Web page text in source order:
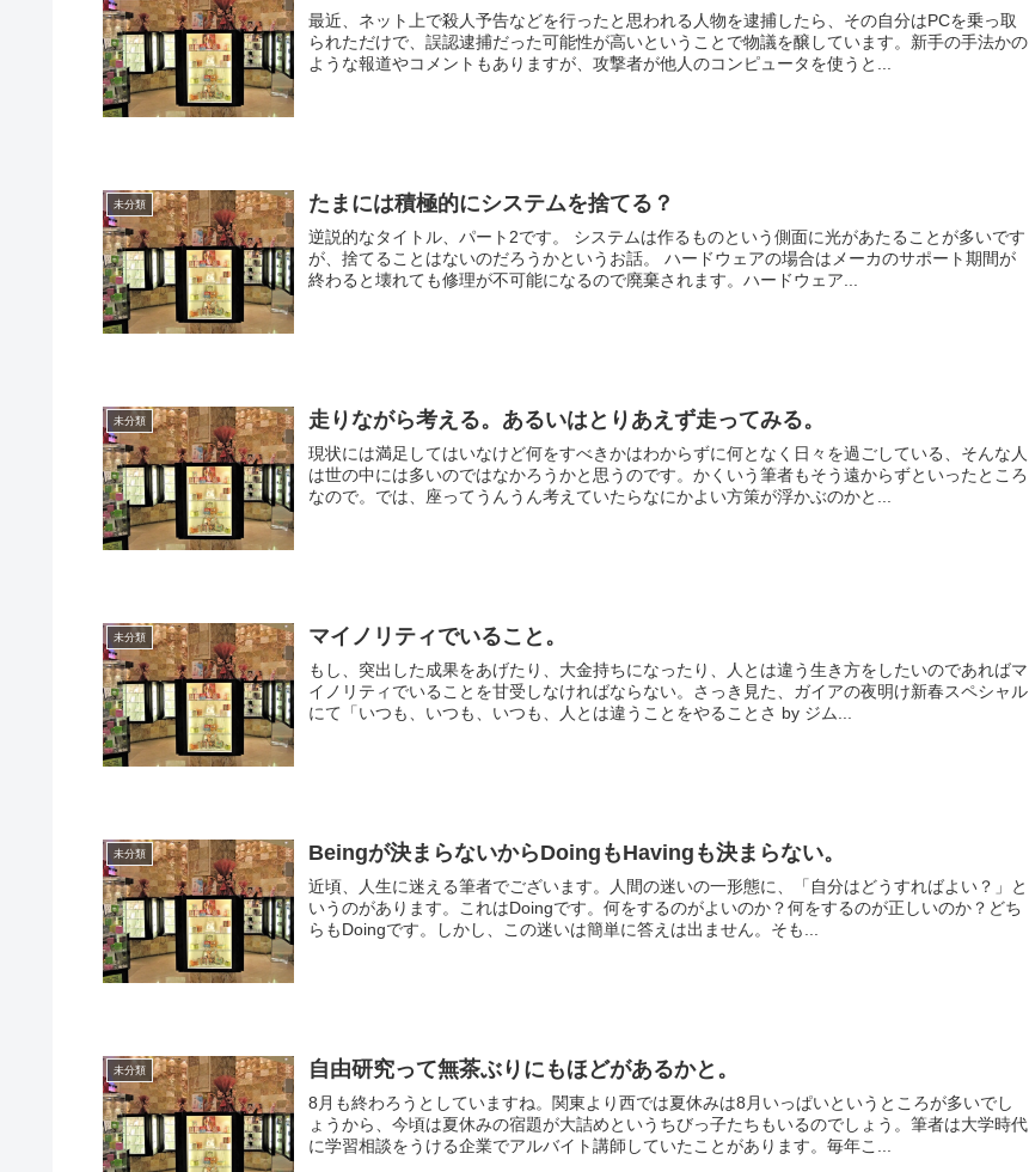
最近、ネット上で殺人予告などを行ったと思われる人物を逮捕したら、その自分はPCを乗っ取
られただけで、誤認逮捕だった可能性が高いということで物議を醸しています。新手の手法かの
ような報道やコメントもありますが、攻撃者が他人のコンピュータを使うと...
未分類 たまには積極的にシステムを捨てる？
逆説的なタイトル、パート2です。 システムは作るものという側面に光があたることが多いです
が、捨てることはないのだろうかというお話。 ハードウェアの場合はメーカのサポート期間が
終わると壊れても修理が不可能になるので廃棄されます。ハードウェア...
未分類 走りながら考える。あるいはとりあえず走ってみる。
現状には満足してはいなけど何をすべきかはわからずに何となく日々を過ごしている、そんな人
は世の中には多いのではなかろうかと思うのです。かくいう筆者もそう遠からずといったところ
なので。では、座ってうんうん考えていたらなにかよい方策が浮かぶのかと...
未分類 マイノリティでいること。
もし、突出した成果をあげたり、大金持ちになったり、人とは違う生き方をしたいのであればマ
イノリティでいることを甘受しなければならない。さっき見た、ガイアの夜明け新春スペシャル
にて「いつも、いつも、いつも、人とは違うことをやることさ by ジム...
未分類 Beingが決まらないからDoingもHavingも決まらない。
近頃、人生に迷える筆者でございます。人間の迷いの一形態に、「自分はどうすればよい？」と
いうのがあります。これはDoingです。何をするのがよいのか？何をするのが正しいのか？どち
らもDoingです。しかし、この迷いは簡単に答えは出ません。そも...
未分類 自由研究って無茶ぶりにもほどがあるかと。
8月も終わろうとしていますね。関東より西では夏休みは8月いっぱいというところが多いでし
ょうから、今頃は夏休みの宿題が大詰めというちびっ子たちもいるのでしょう。筆者は大学時代
に学習相談をうける企業でアルバイト講師していたことがあります。毎年こ...